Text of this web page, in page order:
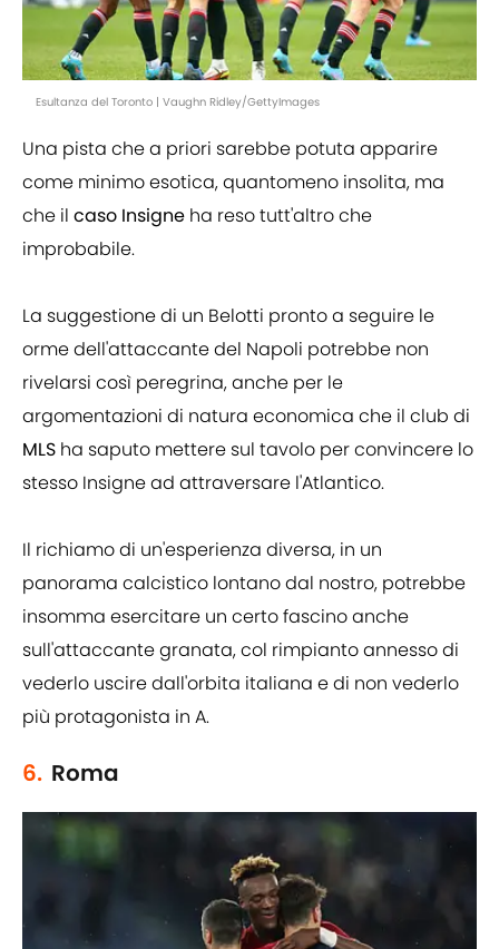
Esultanza del Toronto | Vaughn Ridley/GettyImages
Una pista che a priori sarebbe potuta apparire
come minimo esotica, quantomeno insolita, ma
che il caso Insigne ha reso tutt'altro che
improbabile.
La suggestione di un Belotti pronto a seguire le
orme dell'attaccante del Napoli potrebbe non
rivelarsi così peregrina, anche per le
argomentazioni di natura economica che il club di
MLS ha saputo mettere sul tavolo per convincere lo
stesso Insigne ad attraversare l'Atlantico.
Il richiamo di un'esperienza diversa, in un
panorama calcistico lontano dal nostro, potrebbe
insomma esercitare un certo fascino anche
sull'attaccante granata, col rimpianto annesso di
vederlo uscire dall'orbita italiana e di non vederlo
più protagonista in A.
6. Roma